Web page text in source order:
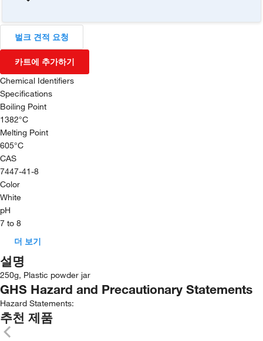
벌크 견적 요청
카트에 추가하기
Chemical Identifiers
Specifications
Boiling Point
1382°C
Melting Point
605°C
CAS
7447-41-8
Color
White
pH
7 to 8
더 보기
설명
250g, Plastic powder jar
GHS Hazard and Precautionary Statements
Hazard Statements:
추천 제품